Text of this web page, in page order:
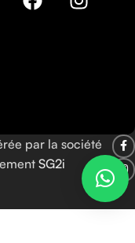
par la société
SG2i